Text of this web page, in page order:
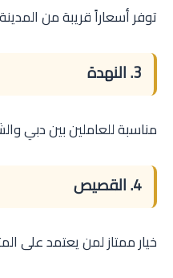
توفر أسعاراً قريبة من
3. النهدة
مناسبة للعاملين بين دبي
4. القصيص
خيار ممتاز لمن يعتمد على